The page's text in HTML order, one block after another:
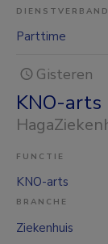
DIENSTVERBAND
Parttime
Gisteren
KNO-arts
FUNCTIE
KNO-arts
BRANCHE
Ziekenhuis